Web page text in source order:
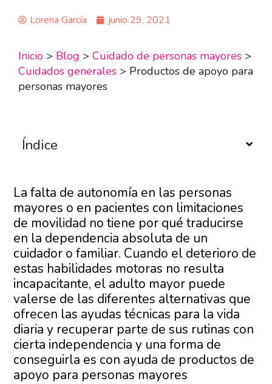
Lorena García junio 29, 2021
Inicio > Blog > Cuidado de personas mayores >
Cuidados generales > Productos de apoyo para
personas mayores
Índice
La falta de autonomía en las personas
mayores o en pacientes con limitaciones
de movilidad no tiene por qué traducirse
en la dependencia absoluta de un
cuidador o familiar. Cuando el deterioro de
estas habilidades motoras no resulta
incapacitante, el adulto mayor puede
valerse de las diferentes alternativas que
ofrecen las ayudas técnicas para la vida
diaria y recuperar parte de sus rutinas con
cierta independencia y una forma de
conseguirla es con ayuda de productos de
apoyo para personas mayores